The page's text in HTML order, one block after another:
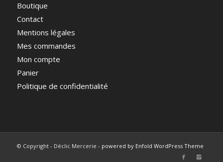
Boutique
Contact
Mentions légales
Mes commandes
Mon compte
Panier
Politique de confidentialité
© Copyright - Déclic Mercerie - powered by Enfold WordPress Theme